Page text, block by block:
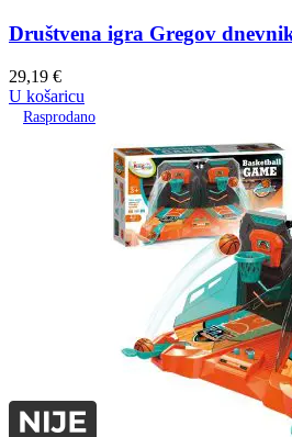
Društvena igra Gregov
29,19 €
U košaricu
Rasprodano